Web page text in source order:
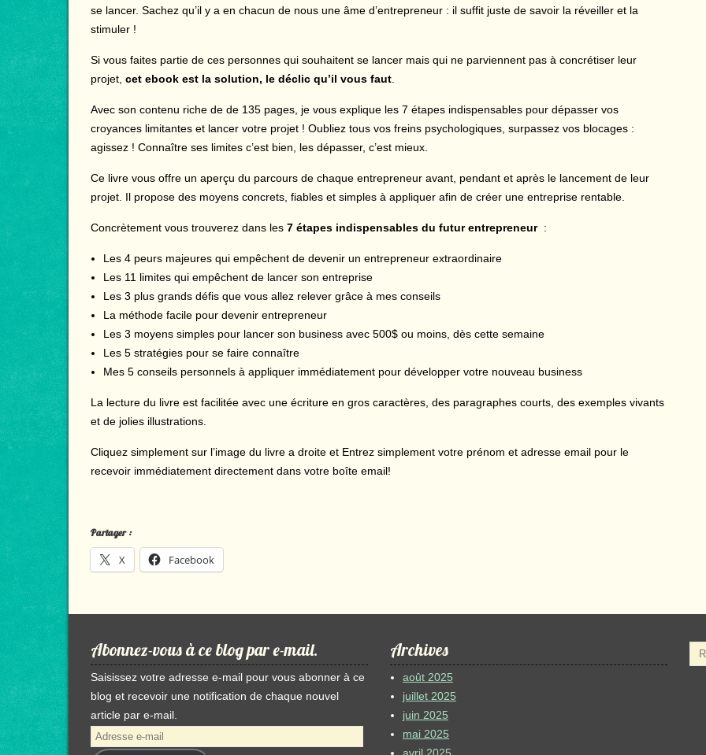
se lancer. Sachez qu’il y a en chacun de nous une âme d’entrepreneur : il suffit juste de savoir la réveiller et la
stimuler !
Si vous faites partie de ces personnes qui souhaitent se lancer mais qui ne parviennent pas à concrétiser leur
projet, cet ebook est la solution, le déclic qu’il vous faut
Avec son contenu riche de de 135 pages, je vous explique les 7 étapes indispensables pour dépasser vos
croyances limitantes et lancer votre projet ! Oubliez tous vos freins psychologiques, surpassez vos blocages :
agissez ! Connaître ses limites c’est bien, les dépasser, c’est mieux.
Ce livre vous offre un aperçu du parcours de chaque entrepreneur avant, pendant et après le lancement de leur
projet. Il propose des moyens concrets, fiables et simples à appliquer afin de créer une entreprise rentable.
Concrètement vous trouverez dans les 7 étapes indispensables du futur entrepreneur :
Les 4 peurs majeures qui empêchent de devenir un entrepreneur extraordinaire
Les 11 limites qui empêchent de lancer son entreprise
Les 3 plus grands défis que vous allez relever grâce à mes conseils
La méthode facile pour devenir entrepreneur
Les 3 moyens simples pour lancer son business avec 500$ ou moins, dès cette semaine
Les 5 stratégies pour se faire connaître
Mes 5 conseils personnels à appliquer immédiatement pour développer votre nouveau business
La lecture du livre est facilitée avec une écriture en gros caractères, des paragraphes courts, des exemples vivants
et de jolies illustrations.
Cliquez simplement sur l’image du livre a droite et Entrez simplement votre prénom et adresse email pour le
recevoir immédiatement directement dans votre boîte email!
Partager :
X Facebook
Abonnez-vous à ce blog par e-mail.
Saisissez votre adresse e-mail pour vous abonner à ce
blog et recevoir une notification de chaque nouvel
article par e-mail.
Adresse
Archives
août 2025
juillet 2025
juin 2025
mai 2025